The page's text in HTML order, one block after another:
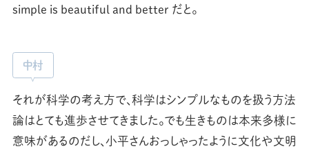
simple is beautiful and better だと。
中村
それが科学の考え方で、科学はシンプルなものを扱う方法
論はとても進歩させてきました。でも生きものは本来多様に
意味があるのだし、小平さんおっしゃったように文化や文明